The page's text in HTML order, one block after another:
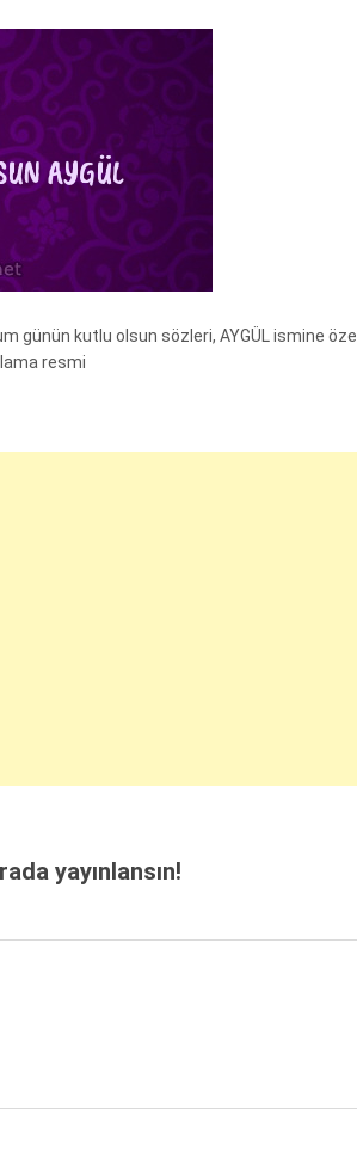
günün kutlu olsun sözleri, AYGÜL ismine özel
resmi
yayınlansın!